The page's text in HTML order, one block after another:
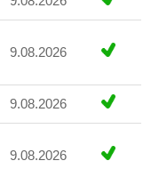
9.08.2026
9.08.2026
9.08.2026